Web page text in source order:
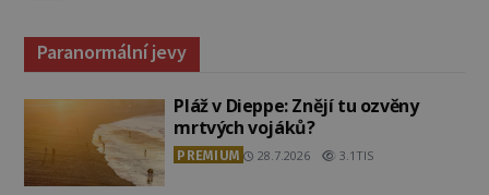
Paranormální jevy
Pláž v Dieppe: Znějí tu ozvěny
mrtvých vojáků?
PREMIUM 28.7.2026 3.1TIS